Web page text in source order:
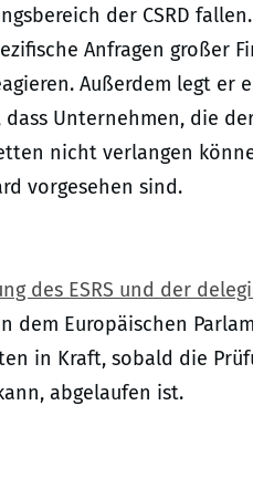
der CSRD
Anfragen großer
Außerdem legt er
Unternehmen, die
nicht verlangen
vorgesehen sind.
des ESRS und der
dem Europäischen
in Kraft, sobald die
abgelaufen ist.